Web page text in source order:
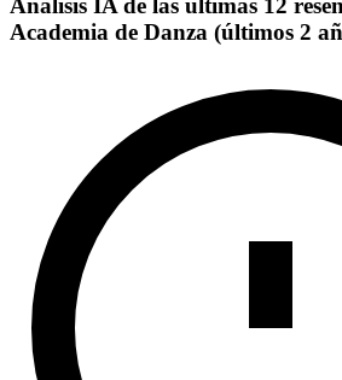
Academia de Danza (últimos 2